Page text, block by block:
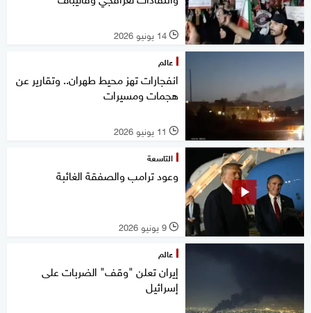
l 14 يونيو 2026
عالم
انفجارات تهز محيط طهران.. وتقارير عن
هجمات ومسيرات
l 11 يونيو 2026
التاسعة
وعود ترامب والصفقة الغائبة
l 9 يونيو 2026
عالم
إيران تعلن "وقف" الضربات على
إسرائيل